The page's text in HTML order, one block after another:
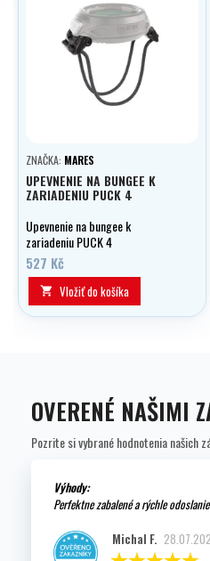
ZNAČKA: MARES
UPEVNENIE NA BUNGEE K
ZARIADENIU PUCK 4
Upevnenie na bungee k
zariadeniu PUCK 4
527 Kč
 Vložiť do košíka
OVERENÉ NAŠIMI
Pozrite si vybrané hodnotenia našich
Výhody:
Perfektne zabalené a rýchle odoslanie
Michal F.